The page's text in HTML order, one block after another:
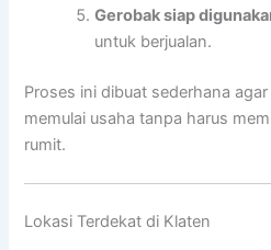
Gerobak siap
untuk berjualan.
Proses ini dibuat sederhana
memulai usaha tanpa harus
rumit.
Lokasi Terdekat di Klaten